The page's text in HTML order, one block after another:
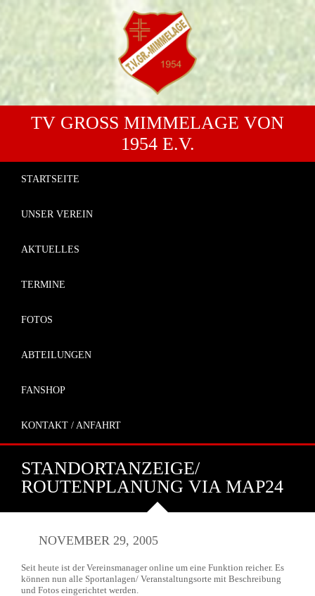
TV GROSS MIMMELAGE VON 1
954 E.V.
STARTSEITE
UNSER VEREIN
AKTUELLES
TERMINE
FOTOS
ABTEILUNGEN
FANSHOP
KONTAKT / ANFAHRT
STANDORTANZEIGE/
ROUTENPLANUNG VIA MAP24
NOVEMBER 29, 2005
Seit heute ist der Vereinsmanager online um eine Funktion reicher. Es
können nun alle Sportanlagen/ Veranstaltungsorte mit Beschreibung
und Fotos eingerichtet werden.